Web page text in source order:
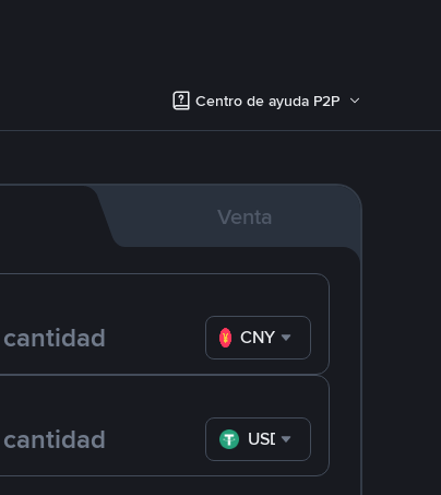
Centro de ayuda P2P
Venta
CNY
USDT